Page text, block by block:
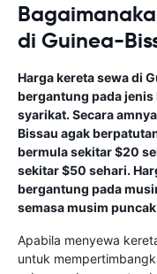
di Guinea-
Harga kereta sewa di
bergantung pada jenis
syarikat. Secara
Bissau agak
bermula sekitar $20
sekitar $50 sehari.
bergantung pada
semasa musim
Apabila menyewa
untuk